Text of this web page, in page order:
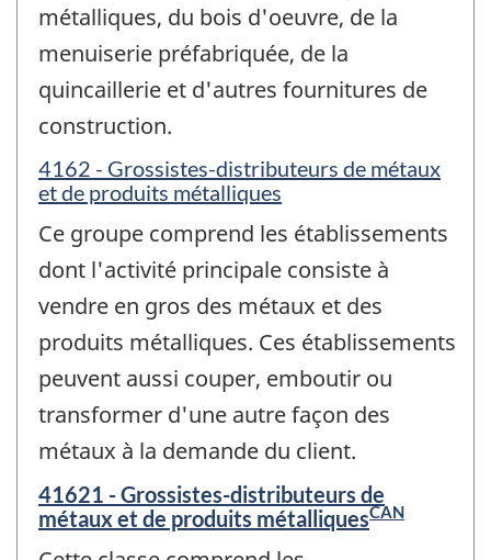
métalliques, du bois d'oeuvre, de la
menuiserie préfabriquée, de la
quincaillerie et d'autres fournitures de
construction.
4162 - Grossistes-distributeurs de métaux
et de produits métalliques
Ce groupe comprend les établissements
dont l'activité principale consiste à
vendre en gros des métaux et des
produits métalliques. Ces établissements
peuvent aussi couper, emboutir ou
transformer d'une autre façon des
métaux à la demande du client.
41621 - Grossistes-distributeurs de
métaux et de produits métalliquesCAN